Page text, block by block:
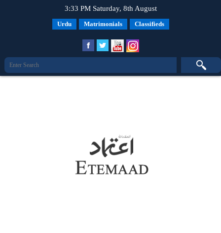
3:33 PM Saturday, 8th August
Urdu Matrimonials Classifieds